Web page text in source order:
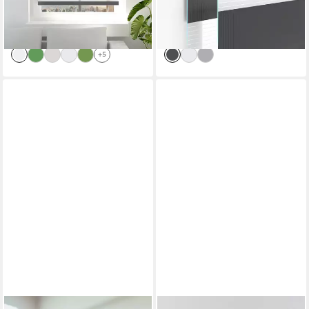
Verdunkelnd.
ab 16,93 € UVP35,71 €
-53%
lieferbar - in 5-6 Werktagen bei dir
+5
Verdunkelnd.
UVP50,31 €
-65%
lieferbar - in 5-6 Werktagen bei dir